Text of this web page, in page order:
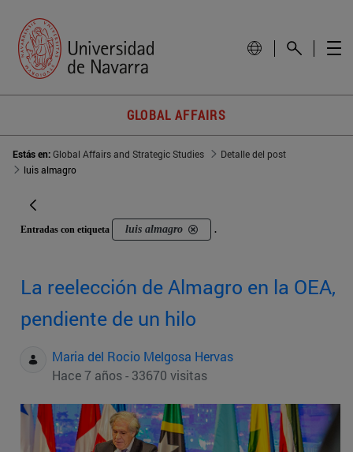
GLOBAL AFFAIRS
Estás en:Global Affairs and Strategic Studies
Detalle del post
luis almagro
Entradas con etiqueta luis almagro .
La reelección de Almagro en la OEA,
pendiente de un hilo
Maria del Rocio Melgosa Hervas
Hace 7 años - 33670 visitas